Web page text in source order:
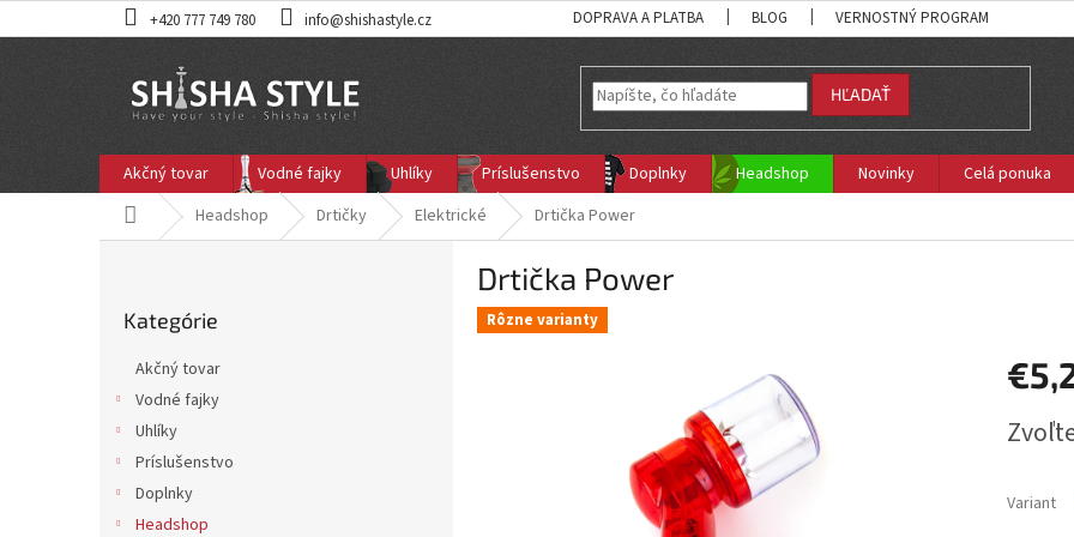
na
+420 777 749 780 info@shishastyle.cz DOPRAVA A PLATBA BLOG VERNOSTNÝ PROGRAM
HĽADAŤ
Akčný tovar Vodné fajky Uhlíky Príslušenstvo Doplnky Headshop Novinky Celá ponuka
DomovHeadshop Drtičky Elektrické Drtička Power
kategórie
Kategórie
Akčný tovar
Vodné fajky
Uhlíky
Príslušenstvo
Doplnky
Headshop
Drtička Power
Rôzne varianty
cena:
Variant